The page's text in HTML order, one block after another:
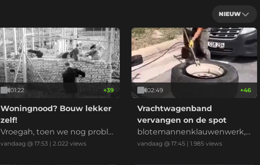
NIEUW
01:22 +39
Woningnood? Bouw lekker
zelf!
Vroegah, toen we nog proble
men oplosten met de hand
vandaag @ 17:53 | 2.022 views
02:49 +46
Vrachtwagenband
vervangen on de spot
blotemannenklauwenwerk,
met handschoenen
vandaag @ 17:45 |1.985 views